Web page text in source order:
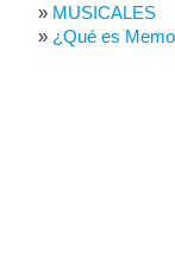
MUSICALES
¿Qué es